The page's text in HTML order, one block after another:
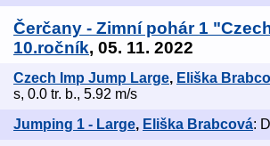
Čerčany - Zimní pohár 1
10.ročník, 05. 11. 2022
Czech Imp Jump Large, Eliška
s, 0.0 tr. b., 5.92 m/s
Jumping 1 - Large, Eliška Brabcová: